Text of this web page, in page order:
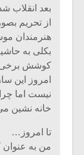
بعد انقلاب
از تحریم
هنرمندان
بکلی به
کوشش برخی
امروز این
نیست اما
خانه نشین
تا امروز…
من به